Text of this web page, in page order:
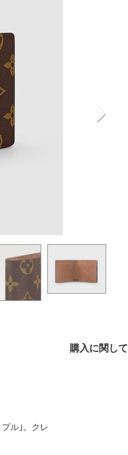
購入に関して
ル｣。クレ